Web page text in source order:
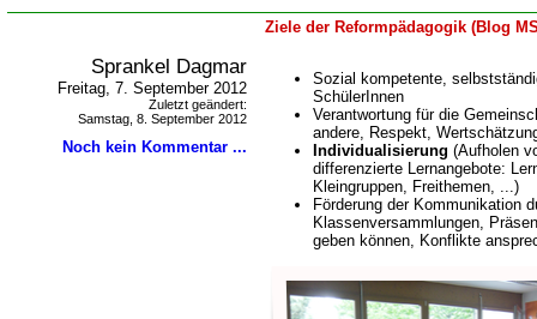
Ziele der Reformpädagogik (Blog
Sprankel Dagmar
Freitag, 7. September 2012
Zuletzt geändert:
Samstag, 8. September 2012
Noch kein Kommentar ...
Sozial kompetente,
SchülerInnen
Verantwortung für die
andere, Respekt,
Individualisierung (Aufholen
differenzierte Lernangebote:
Kleingruppen, Freithemen, ...)
Förderung der Kommunikation
Klassenversammlungen,
geben können, Konflikte